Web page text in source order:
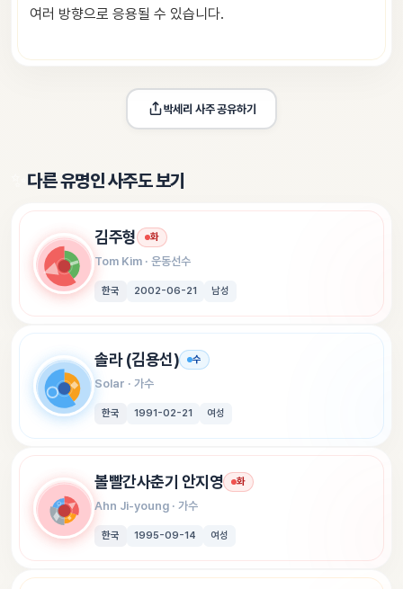
여러 방향으로 응용될 수 있습니다.
박세리 사주 공유하기
다른 유명인 사주도 보기
김주형 화
Tom Kim · 운동선수
한국 2002-06-21 남성
솔라 (김용선) 수
Solar · 가수
한국 1991-02-21 여성
볼빨간사춘기 안지영 화
Ahn Ji-young · 가수
한국 1995-09-14 여성